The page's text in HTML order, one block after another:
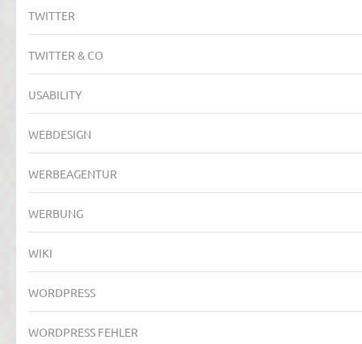
TWITTER
TWITTER & CO
USABILITY
WEBDESIGN
WERBEAGENTUR
WERBUNG
WIKI
WORDPRESS
WORDPRESS FEHLER